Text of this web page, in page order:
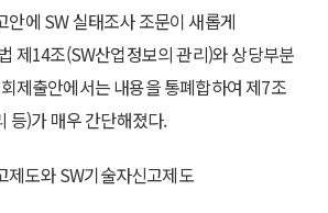
안에 SW 실태조사 조문이 새롭게
제14조(SW산업정보의 관리)와 상당부분
제출안에서는 내용을 통폐합하여 제7조
등)가 매우 간단해졌다.
제도와 SW기술자신고제도